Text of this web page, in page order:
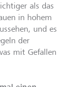
als das
in hohem
und es
der
mit Gefallen